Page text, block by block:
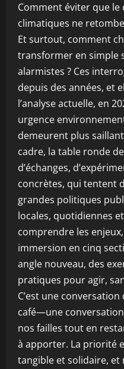
Comment éviter que
climatiques ne
Et surtout, comment
transformer en simple
alarmistes ? Ces
depuis des années, et
l’analyse actuelle, en
urgence
demeurent plus
cadre, la table ronde
d’échanges,
concrètes, qui tentent
grandes politiques
locales, quotidiennes
comprendre les
immersion en cinq
angle nouveau, des
pratiques pour agir,
C’est une
café—une
nos failles tout en
à apporter. La priorité
tangible et solidaire,